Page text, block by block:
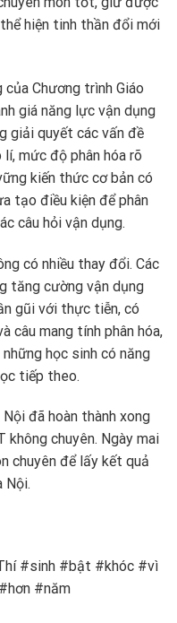
hiện tinh thần đổi mới
Chương trình Giáo
giá năng lực vận dụng
giải quyết các vấn đề
mức độ phân hóa rõ
kiến thức cơ bản có
tạo điều kiện để phân
câu hỏi vận dụng.
có nhiều thay đổi. Các
tăng cường vận dụng
gũi với thực tiễn, có
câu mang tính phân hóa,
học sinh có năng
tiếp theo.
đã hoàn thành xong
không chuyên. Ngày mai
chuyên để lấy kết quả
Nội.
#sinh #bật #khóc #vì
#năm